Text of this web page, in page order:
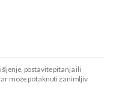
postavite pitanja ili
može potaknuti zanimljiv